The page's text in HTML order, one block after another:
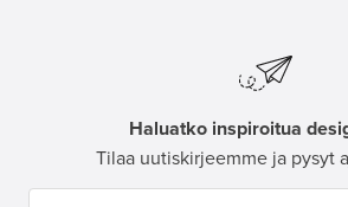
Haluatko inspiroitua
Tilaa uutiskirjeemme ja pysyt